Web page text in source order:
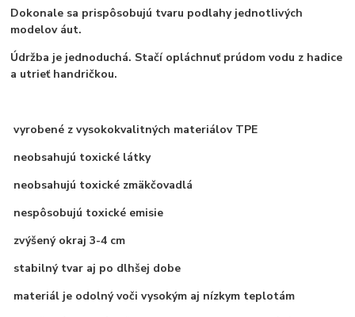
Dokonale sa prispôsobujú tvaru podlahy jednotlivých
modelov áut.
Údržba je jednoduchá. Stačí opláchnuť prúdom vodu z hadice
a utrieť handričkou.
vyrobené z vysokokvalitných materiálov TPE
neobsahujú toxické látky
neobsahujú toxické zmäkčovadlá
nespôsobujú toxické emisie
zvýšený okraj 3-4 cm
stabilný tvar aj po dlhšej dobe
materiál je odolný voči vysokým aj nízkym teplotám